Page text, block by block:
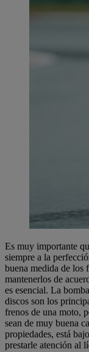
Es muy importante
siempre a la
buena medida de los
mantenerlos de
es esencial. La
discos son los
frenos de una moto,
sean de muy buena
propiedades, está
prestarle atención al